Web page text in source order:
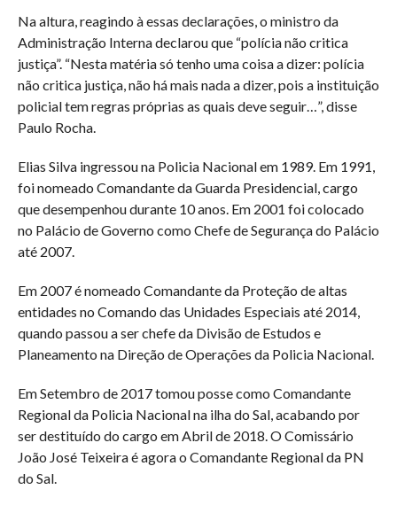
Na altura, reagindo à essas declarações, o ministro da
Administração Interna declarou que “polícia não critica
justiça”. “Nesta matéria só tenho uma coisa a dizer: polícia
não critica justiça, não há mais nada a dizer, pois a instituição
policial tem regras próprias as quais deve seguir…”, disse
Paulo Rocha.
Elias Silva ingressou na Policia Nacional em 1989. Em 1991,
foi nomeado Comandante da Guarda Presidencial, cargo
que desempenhou durante 10 anos. Em 2001 foi colocado
no Palácio de Governo como Chefe de Segurança do Palácio
até 2007.
Em 2007 é nomeado Comandante da Proteção de altas
entidades no Comando das Unidades Especiais até 2014,
quando passou a ser chefe da Divisão de Estudos e
Planeamento na Direção de Operações da Policia Nacional.
Em Setembro de 2017 tomou posse como Comandante
Regional da Policia Nacional na ilha do Sal, acabando por
ser destituído do cargo em Abril de 2018. O Comissário
João José Teixeira é agora o Comandante Regional da PN
do Sal.